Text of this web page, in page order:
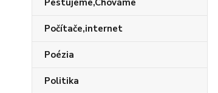
Pestujeme,Chováme
Počítače,internet
Poézia
Politika